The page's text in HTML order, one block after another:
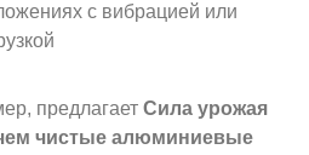
с вибрацией или
предлагает Сила урожая
чистые алюминиевые